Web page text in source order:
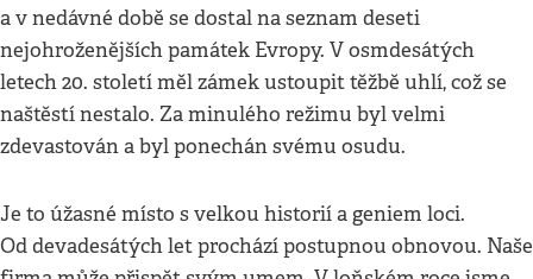
a v nedávné době se dostal na seznam deseti
nejohroženějších památek Evropy. V osmdesátých
letech 20. století měl zámek ustoupit těžbě uhlí, což se
naštěstí nestalo. Za minulého režimu byl velmi
zdevastován a byl ponechán svému osudu.
Je to úžasné místo s velkou historií a geniem loci.
Od devadesátých let prochází postupnou obnovou. Naše